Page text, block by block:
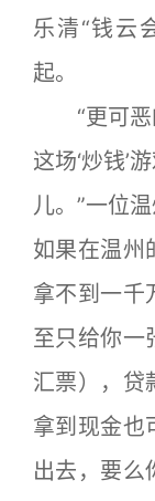
乐清“钱云
起。
“更可
这场‘炒钱’
儿。”一位
如果在温州
拿不到一千
至只给你一
汇票），贷
拿到现金也
出去，要么